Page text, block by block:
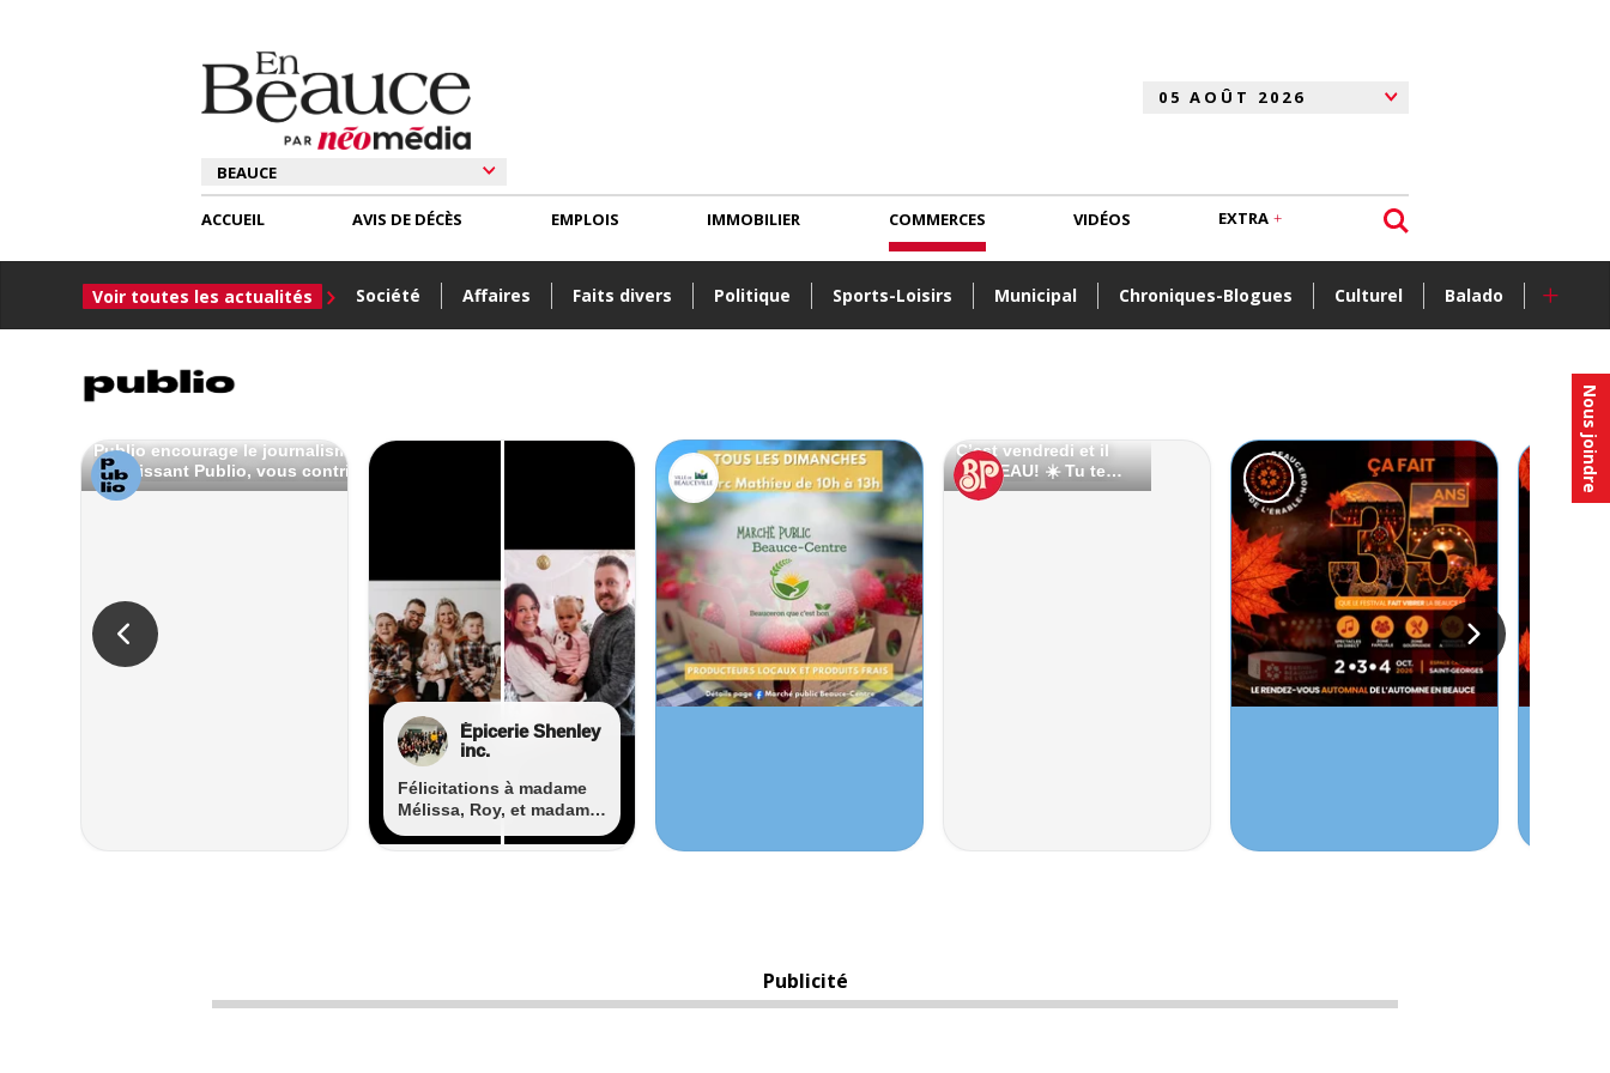
Nous joindre
ACCUEIL
Voir toutes les actualités Société Affaires Faits divers Politique Sports-Loisirs Municipal Chroniques-Blogues Culturel Balado +
AVIS DE DÉCÈS EMPLOIS IMMOBILIER COMMERCES VIDÉOS EXTRA
Publicité